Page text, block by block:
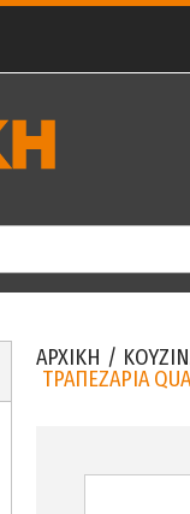
ΑΡΧΙΚΗ /
ΤΡΑΠΕΖΑΡΙΑ